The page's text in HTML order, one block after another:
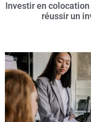
Investir en
réussir un